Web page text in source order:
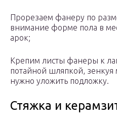
Прорезаем фанеру по
внимание форме пола в
арок;
Крепим листы фанеры к
потайной шляпкой, зенкуя
нужно уложить подложку.
Стяжка и